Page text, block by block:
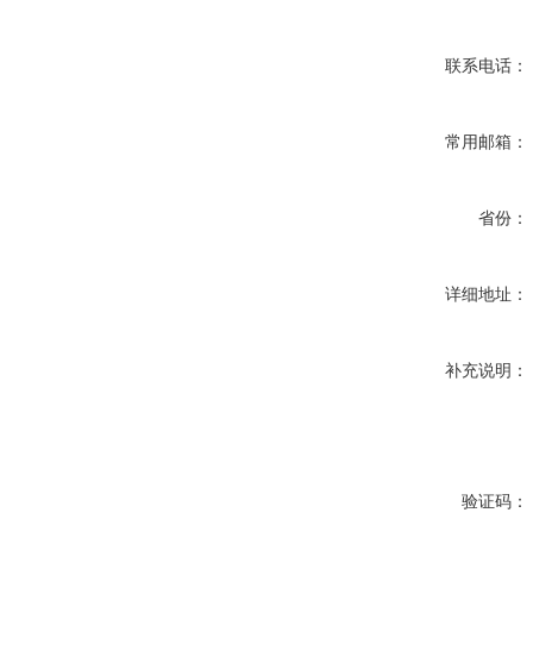
联系电话：
常用邮箱：
省份：
详细地址：
补充说明：
验证码：